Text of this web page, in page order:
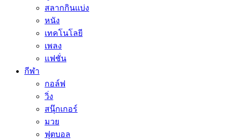
สลากกินแบ่ง
หนัง
เทคโนโลยี
เพลง
แฟชั่น
กีฬา
กอล์ฟ
วิ่ง
สนุ๊กเกอร์
มวย
ฟุตบอล